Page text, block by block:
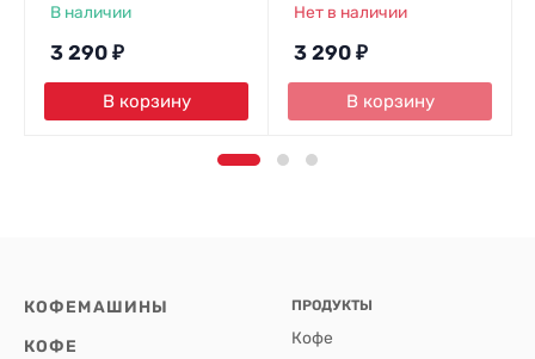
В наличии
3 290 ₽
В корзину
Нет в наличии
3 290 ₽
В корзину
КОФЕМАШИНЫ
КОФЕ
ПРОДУКТЫ
Кофе